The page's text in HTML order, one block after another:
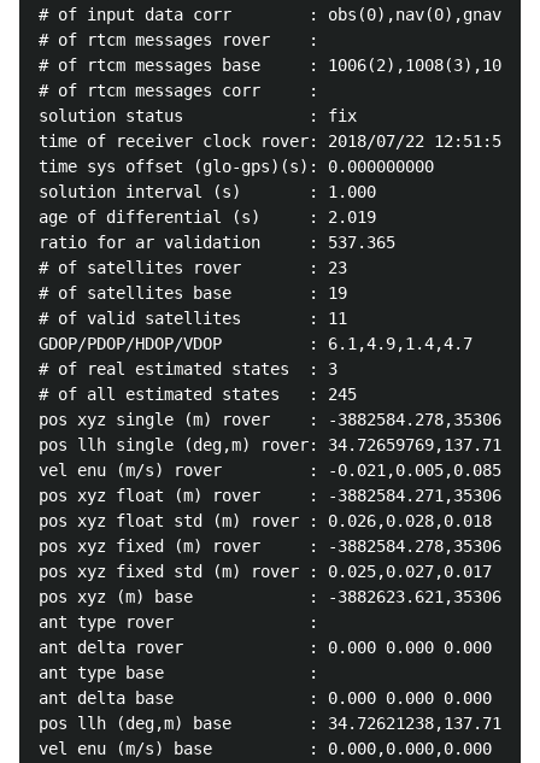
# of input data corr        :
# of rtcm messages rover    :
# of rtcm messages base     :
# of rtcm messages corr     :
solution status             : fix
time of receiver clock rover: 2018/07/22
time sys offset (glo-gps)(s): 0.000000000
solution interval (s)       : 1.000
age of differential (s)     : 2.019
ratio for ar validation     : 537.365
# of satellites rover       : 23
# of satellites base        : 19
# of valid satellites       : 11
GDOP/PDOP/HDOP/VDOP         : 6.1,4.9,1.4,4.7
# of real estimated states  : 3
# of all estimated states   : 245
pos xyz single (m) rover    : -
pos llh single (deg,m) rover:
vel enu (m/s) rover         : -0.021,0.005,0.085
pos xyz float (m) rover     : -
pos xyz float std (m) rover : 0.026,0.028,0.018
pos xyz fixed (m) rover     : -
pos xyz fixed std (m) rover : 0.025,0.027,0.017
pos xyz (m) base            : -
ant type rover              :
ant delta rover             : 0.000 0.000 0.000
ant type base               :
ant delta base              : 0.000 0.000 0.000
pos llh (deg,m) base        :
vel enu (m/s) base          : 0.000,0.000,0.000